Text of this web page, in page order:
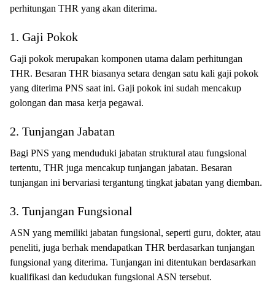
perhitungan THR yang akan diterima.
1. Gaji Pokok
Gaji pokok merupakan komponen utama dalam perhitungan
THR. Besaran THR biasanya setara dengan satu kali gaji pokok
yang diterima PNS saat ini. Gaji pokok ini sudah mencakup
golongan dan masa kerja pegawai.
2. Tunjangan Jabatan
Bagi PNS yang menduduki jabatan struktural atau fungsional
tertentu, THR juga mencakup tunjangan jabatan. Besaran
tunjangan ini bervariasi tergantung tingkat jabatan yang diemban.
3. Tunjangan Fungsional
ASN yang memiliki jabatan fungsional, seperti guru, dokter, atau
peneliti, juga berhak mendapatkan THR berdasarkan tunjangan
fungsional yang diterima. Tunjangan ini ditentukan berdasarkan
kualifikasi dan kedudukan fungsional ASN tersebut.